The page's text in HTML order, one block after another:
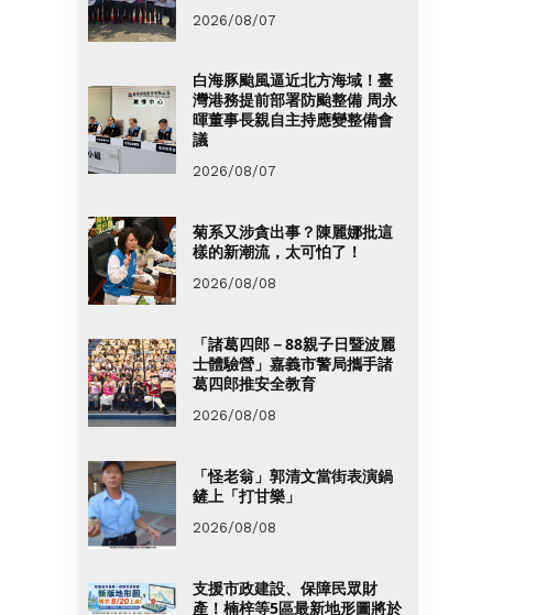
2026/08/07
白海豚颱風逼近北方海域！臺
灣港務提前部署防颱整備 周永
暉董事長親自主持應變整備會
議
2026/08/07
菊系又涉貪出事？陳麗娜批這
樣的新潮流，太可怕了！
2026/08/08
「諸葛四郎－88親子日暨波麗
士體驗營」嘉義市警局攜手諸
葛四郎推安全教育
2026/08/08
「怪老翁」郭清文當街表演鍋
鏟上「打甘樂」
2026/08/08
支援市政建設、保障民眾財
產！楠梓等5區最新地形圖將於